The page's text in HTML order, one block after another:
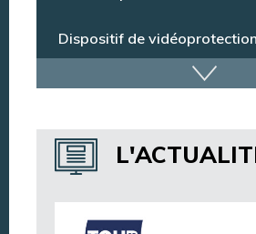
Marchés publics
Dispositif de vidéoprotection
Annuaire des services
Annuaire des associations
Argentan Aujourd’hui